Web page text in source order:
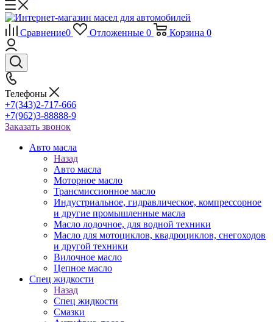
Сравнение0 Отложенные 0 Корзина 0
Телефоны
+7(343)2-717-666
+7(962)3-88888-9
Заказать звонок
Авто масла
Назад
Авто масла
Моторное масло
Трансмиссионное масло
Индустриальное, гидравлическое, компрессорное
и другие промышленные масла
Масло лодочное, для водной техники
Масло для мотоциклов, квадроциклов, снегоходов
и другой техники
Вилочное масло
Цепное масло
Спец жидкости
Назад
Спец жидкости
Смазки